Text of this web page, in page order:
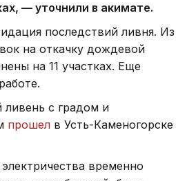
— уточнили в акимате.
последствий ливня. Из
на откачку дождевой
на 11 участках. Еще
с градом и
прошел в Усть-Каменогорске
временно